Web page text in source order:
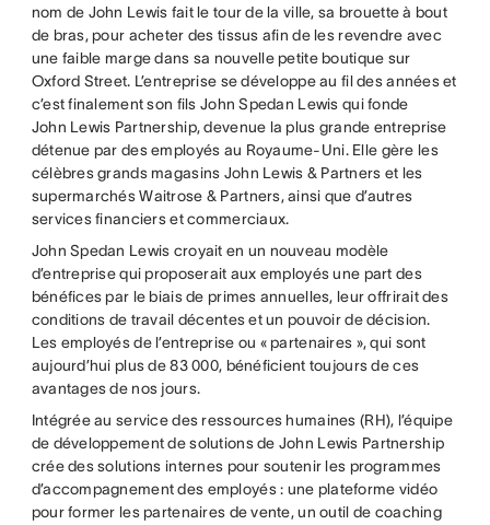
nom de John Lewis fait le tour de la ville, sa brouette à bout
de bras, pour acheter des tissus afin de les revendre avec
une faible marge dans sa nouvelle petite boutique sur
Oxford Street. L’entreprise se développe au fil des années et
c’est finalement son fils John Spedan Lewis qui fonde
John Lewis Partnership, devenue la plus grande entreprise
détenue par des employés au Royaume-Uni. Elle gère les
célèbres grands magasins John Lewis & Partners et les
supermarchés Waitrose & Partners, ainsi que d’autres
services financiers et commerciaux.
John Spedan Lewis croyait en un nouveau modèle
d’entreprise qui proposerait aux employés une part des
bénéfices par le biais de primes annuelles, leur offrirait des
conditions de travail décentes et un pouvoir de décision.
Les employés de l’entreprise ou « partenaires », qui sont
aujourd’hui plus de 83 000, bénéficient toujours de ces
avantages de nos jours.
Intégrée au service des ressources humaines (RH), l’équipe
de développement de solutions de John Lewis Partnership
crée des solutions internes pour soutenir les programmes
d’accompagnement des employés : une plateforme vidéo
pour former les partenaires de vente, un outil de coaching